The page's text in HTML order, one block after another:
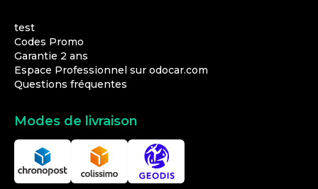
test
Codes Promo
Garantie 2 ans
Espace Professionnel sur odocar.com
Questions fréquentes
Modes de livraison